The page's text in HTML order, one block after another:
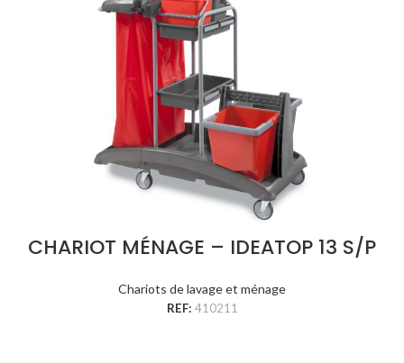
CHARIOT MÉNAGE – IDEATOP 13 S/P
Chariots de lavage et ménage
REF: 410211